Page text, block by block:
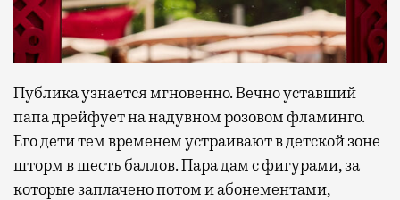
Публика узнается мгновенно. Вечно уставший
папа дрейфует на надувном розовом фламинго.
Его дети тем временем устраивают в детской зоне
шторм в шесть баллов. Пара дам с фигурами, за
которые заплачено потом и абонементами,